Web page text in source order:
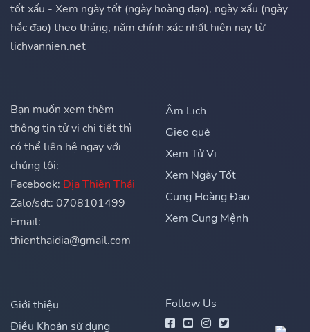
tốt xấu - Xem ngày tốt (ngày hoàng đạo), ngày xấu (ngày
hắc đạo) theo tháng, năm chính xác nhất hiện nay từ
lichvannien.net
Bạn muốn xem thêm
thông tin tử vi chi tiết thì
có thể liên hệ ngay với
chúng tôi:
Facebook: Địa Thiên Thái
Zalo/sdt: 0708101499
Email:
thienthaidia@gmail.com
Âm Lịch
Gieo quẻ
Xem Tử Vi
Xem Ngày Tốt
Cung Hoàng Đạo
Xem Cung Mệnh
Giới thiệu
Điều Khoản sử dụng
Follow Us